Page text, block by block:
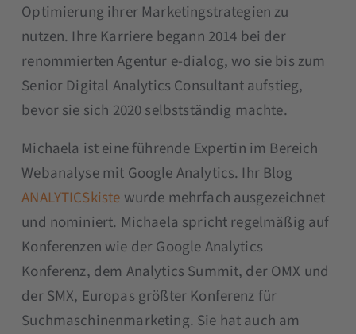
Optimierung ihrer Marketingstrategien zu
nutzen. Ihre Karriere begann 2014 bei der
renommierten Agentur e-dialog, wo sie bis zum
Senior Digital Analytics Consultant aufstieg,
bevor sie sich 2020 selbstständig machte.
Michaela ist eine führende Expertin im Bereich
Webanalyse mit Google Analytics. Ihr Blog
ANALYTICSkiste wurde mehrfach ausgezeichnet
und nominiert. Michaela spricht regelmäßig auf
Konferenzen wie der Google Analytics
Konferenz, dem Analytics Summit, der OMX und
der SMX, Europas größter Konferenz für
Suchmaschinenmarketing. Sie hat auch am